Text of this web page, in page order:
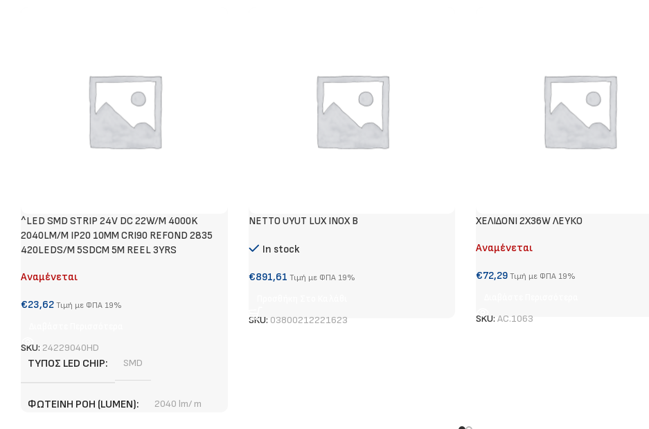
^LED SMD STRIP 24V DC 22W/M 4000K
2040LM/M IP20 10MM CRI90 REFOND 2835
420LEDS/M 5SDCM 5M REEL 3YRS
Αναμένεται
€23,62 Τιμή με ΦΠΑ 19%
SKU: 24229040HD
ΤΎΠΟΣ LED CHIP SMD
ΦΩΤΕΙΝΉ ΡΟΉ (LUMEN) 2040 lm/ m
NETTO UYUT LUX INOX B
In stock
€891,61 Τιμή με ΦΠΑ 19%
SKU: 03800212221623
ΧΕΛΙΔΟΝΙ 2Χ36W ΛΕΥΚΟ
Αναμένεται
€72,29 Τιμή με ΦΠΑ 19%
SKU: AC.1063